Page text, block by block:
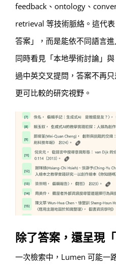
feedback、ontology、
retrieval 等技術脈絡。這代
答案」，而是能依不同語言
同時看見「本地學術討論」
過中英交叉提問，答案不再
更可比較的研究視野。
除了答案，還呈現
一次檢索中，Lumen 可能一